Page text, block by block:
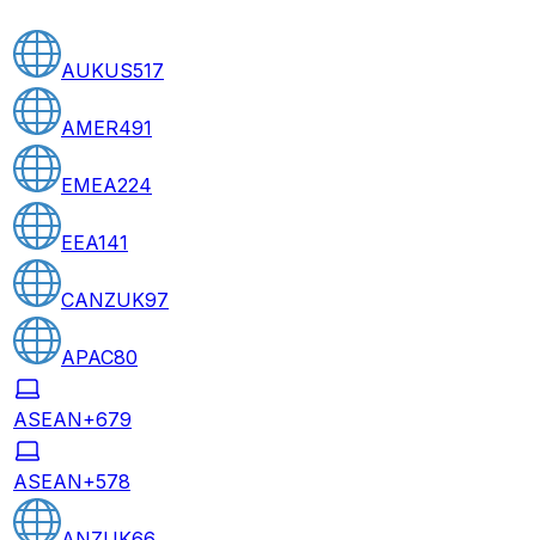
AUKUS517
AMER491
EMEA224
EEA141
CANZUK97
APAC80
ASEAN+679
ASEAN+578